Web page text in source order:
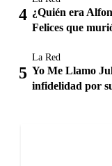
¿Quién era
Felices que
La Red
Yo Me Llamo
infidelidad por